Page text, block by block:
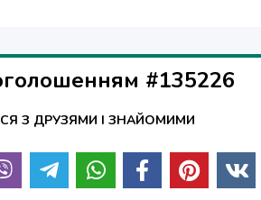
#135226
З ДРУЗЯМИ І ЗНАЙОМИМИ